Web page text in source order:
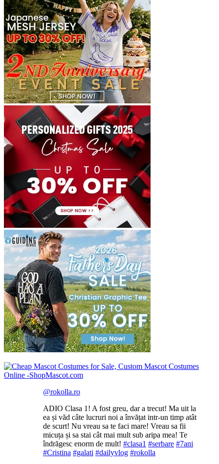
@rokolla.ro
ADIO Clasa 1! A fost greu, dar a trecut! Ma uit la
ea și văd câte lucruri noi a învățat intr-un timp atât
de scurt! Nu vreau sa te faci mare! Vreau sa fii
micuța și sa stai cât mai mult sub aripa mea! Te
îndrăgesc enorm de mult! #clasa1 #serbare #7ani
#Cristina #galati #dailyvlog #rokolla